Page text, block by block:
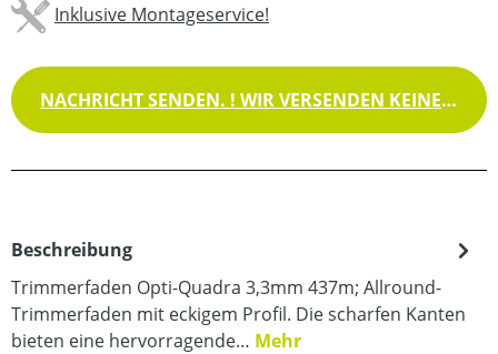
Inklusive Montageservice!
NACHRICHT SENDEN. ! WIR VERSENDEN KEINE WAREN !
Beschreibung
Trimmerfaden Opti-Quadra 3,3mm 437m; Allround-
Trimmerfaden mit eckigem Profil. Die scharfen Kanten
bieten eine hervorragende… Mehr